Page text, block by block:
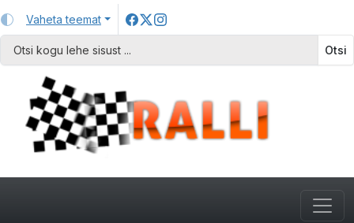
Vaheta teemat
Otsi